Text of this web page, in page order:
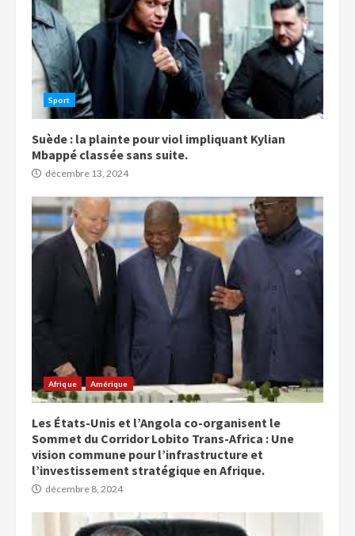
Sport
Suède : la plainte pour viol impliquant Kylian
Mbappé classée sans suite.
décembre 13, 2024
Afrique Amérique
Les États-Unis et l’Angola co-organisent le
Sommet du Corridor Lobito Trans-Africa : Une
vision commune pour l’infrastructure et
l’investissement stratégique en Afrique.
décembre 8, 2024